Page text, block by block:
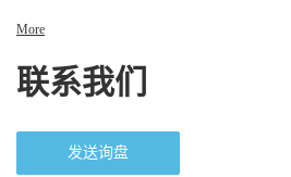
More
联系我们
发送询盘